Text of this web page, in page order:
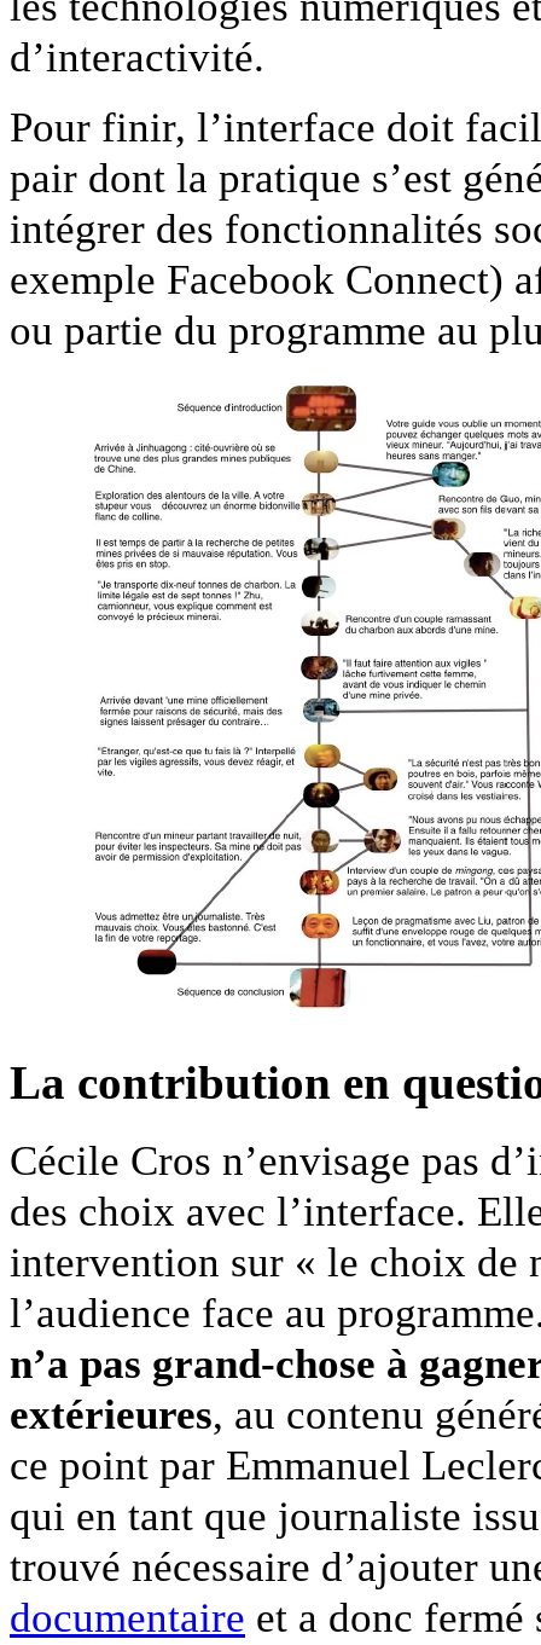
d’interactivité.
Pour finir, l’interface doit
pair dont la pratique s’est
intégrer des fonctionnalités
exemple Facebook Connect)
ou partie du programme au
La contribution en
Cécile Cros n’envisage pas
des choix avec l’interface.
intervention sur « le choix de
l’audience face au
n’a pas grand-chose à
extérieures, au contenu
ce point par Emmanuel
qui en tant que journaliste
trouvé nécessaire d’ajouter
documentaire et a donc fermé